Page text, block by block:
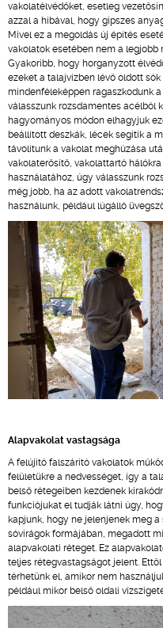
vakolatélvédőket, esetleg
azzal a hibával, hogy gipszes
Mivel ez a megoldás új építés
vakolatok esetében nem a legjobb
Gyakoribb, hogy horganyzott
ezeket a talajvízben lévő oldott
mindenféleképpen ragaszkodunk
válasszunk rozsdamentes acélból
hagyományos módon elhagyjuk
beállított deszkák, lécek segítik a
távolítunk a vakolat meghúzása
vakolaterősítő, vakolattartó
használatához, úgy válasszunk
még jobb, ha az adott
használunk, például lúgálló
Alapvakolat vastagsága
A felújító falszárító vakolatok
felületükre a nedvességet, így a
belső rétegeiben kezdenek
funkciójukat el tudják látni úgy,
kapjunk, hogy ne jelenjenek meg
sóvirágok formájában, megadott
alapvakolati réteget. Ez
teljes rétegvastagságot jelent.
térhetünk el, amikor nem
például mikor belső oldali